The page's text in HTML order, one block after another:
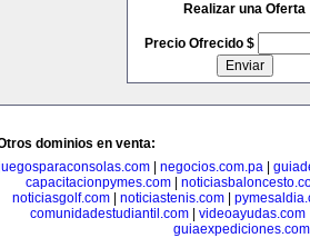
Realizar una Oferta
Precio Ofrecido $
dominios en venta:
| negocios.com.pa|
capacitacionpymes.com|
noticiasgolf.com| noticiastenis.com|
comunidadestudiantil.com| videoayudas.com
guiaexpediciones.com